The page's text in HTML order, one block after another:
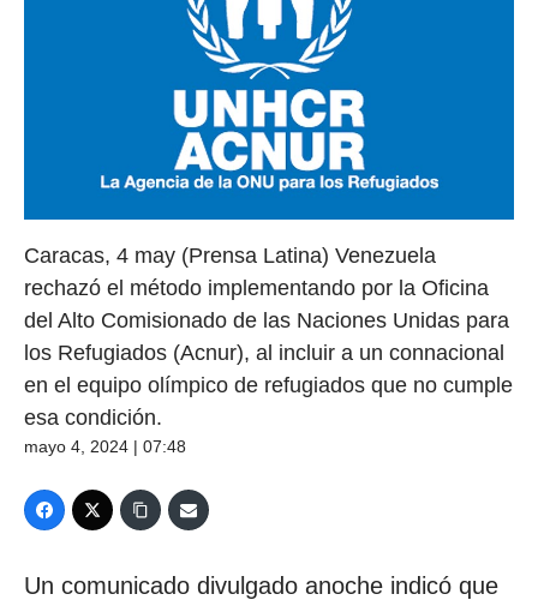
Caracas, 4 may (Prensa Latina) Venezuela
rechazó el método implementando por la Oficina
del Alto Comisionado de las Naciones Unidas para
los Refugiados (Acnur), al incluir a un connacional
en el equipo olímpico de refugiados que no cumple
esa condición.
mayo 4, 2024 | 07:48
Un comunicado divulgado anoche indicó que